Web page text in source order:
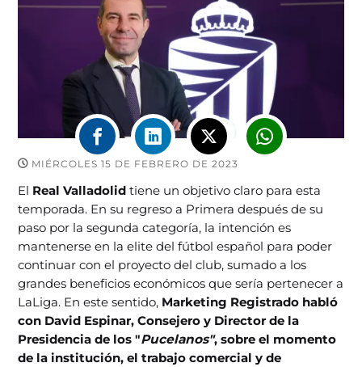
MIÉRCOLES 15 DE FEBRERO DE 2023
El Real Valladolidtiene un objetivo claro para esta
temporada. En su regreso a Primera después de su
paso por la segunda categoría, la intención es
mantenerse en la elite del fútbol español para poder
continuar con el proyecto del club, sumado a los
grandes beneficios económicos que sería pertenecer a
LaLiga. En este sentido, Marketing Registrado habló
con David Espinar, Consejero y Director de la
Presidencia de los "Pucelanos", sobre el momento
de la institución, el trabajo comercial y de